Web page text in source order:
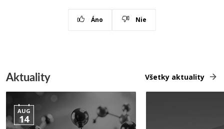
Áno Nie
Aktuality Všetky aktuality
AUG
14